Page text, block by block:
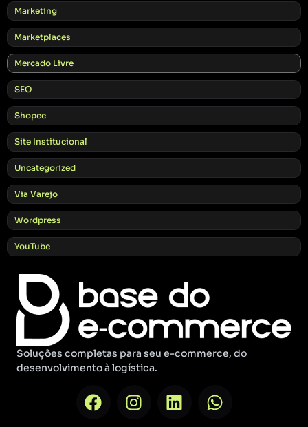
Marketing
Marketplaces
Mercado Livre
SEO
Shopee
Site Institucional
Uncategorized
Via Varejo
Wordpress
YouTube
Soluções completas para seu e-commerce, do
desenvolvimento à logística.